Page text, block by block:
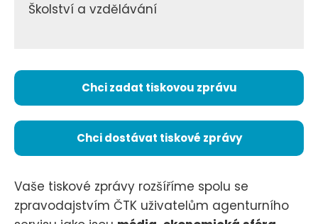
Školství a vzdělávání
Chci zadat tiskovou zprávu
Chci dostávat tiskové zprávy
Vaše tiskové zprávy rozšíříme spolu se
zpravodajstvím ČTK uživatelům agenturního